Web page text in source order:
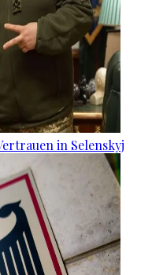
in Selenskyj